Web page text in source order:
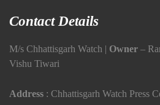
Contact Details
M/s Chhattisgarh Watch | Owner –
Vishu Tiwari
Address : Chhattisgarh Watch Press